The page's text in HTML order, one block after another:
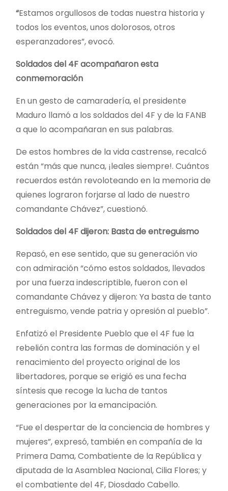
“Estamos orgullosos de todas nuestra historia y
todos los eventos, unos dolorosos, otros
esperanzadores”, evocó.
Soldados del 4F acompañaron esta
conmemoración
En un gesto de camaradería, el presidente
Maduro llamó a los soldados del 4F y de la FANB
a que lo acompañaran en sus palabras.
De estos hombres de la vida castrense, recalcó
están “más que nunca, ¡leales siempre!. Cuántos
recuerdos están revoloteando en la memoria de
quienes lograron forjarse al lado de nuestro
comandante Chávez”, cuestionó.
Soldados del 4F dijeron: Basta de entreguismo
Repasó, en ese sentido, que su generación vio
con admiración “cómo estos soldados, llevados
por una fuerza indescriptible, fueron con el
comandante Chávez y dijeron: Ya basta de tanto
entreguismo, vende patria y opresión al pueblo”.
Enfatizó el Presidente Pueblo que el 4F fue la
rebelión contra las formas de dominación y el
renacimiento del proyecto original de los
libertadores, porque se erigió es una fecha
síntesis que recoge la lucha de tantos
generaciones por la emancipación.
“Fue el despertar de la conciencia de hombres y
mujeres”, expresó, también en compañía de la
Primera Dama, Combatiente de la República y
diputada de la Asamblea Nacional, Cilia Flores; y
el combatiente del 4F, Diosdado Cabello.